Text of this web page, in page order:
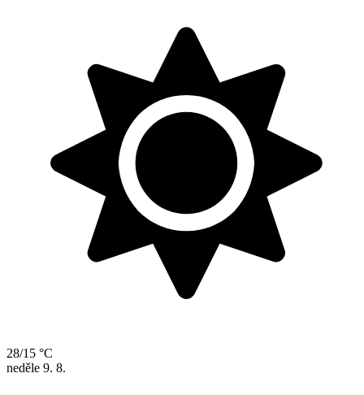
28/15 °C
neděle 9. 8.